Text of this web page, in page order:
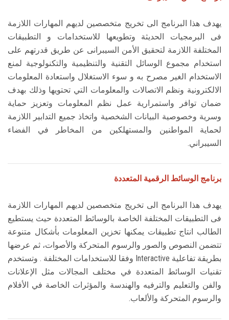
يهدف هذا البرنامج الى تخريج متخصصين لديهم المهارات اللازمة
فى البرمجيات الحديثة وتطويعها للاستخدامات و التطبيقات
المختلفة اللازمة لتحقيق الأمن السيبرانى عن طريق قدرتهم على
استخدام مجموع الوسائل التقنية والتنظيمية والتكنولوجية لمنع
الاستخدام الغير مصرح به و سوء الاستغلال واستعادة المعلومات
الالكترونية ونظم الاتصالات والمعلومات التي تحتويها وذلك بهدف
ضمان توافر واستمرارية عمل نظم المعلومات وتعزيز حماية
وسرية وخصوصية البيانات الشخصية واتخاذ جميع التدابير اللازمة
لحماية المواطنين والمستهلكين من المخاطر في الفضاء
السيبراني.
برنامج الوسائط الرقمية المتعددة
يهدف هذا البرنامج الى تخريج متخصصين لديهم المهارات اللازمة
فى التطبيقات المختلفة الخاصة بالوسائط المتعددة حيث يستطيع
الطالب انتاج تطبيقات يمكنها تخزين المعلومات بأشكال متنوعة
تتضمن النصوص والصور والرسوم المتحركة والأصوات، ثم عرضها
بطريقة تفاعلية Interactive وفقا للاستخدامات المختلفة . وتستخدم
تقنيات الوسائط المتعددة في مختلف المجالات مثل الإعلانات
والفن والتعليم والترفيه والهندسة والمؤثرات الخاصة في الأفلام
والرسوم المتحركة والألعاب.